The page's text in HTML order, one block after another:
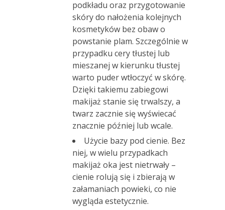
podkładu oraz przygotowanie
skóry do nałożenia kolejnych
kosmetyków bez obaw o
powstanie plam. Szczególnie w
przypadku cery tłustej lub
mieszanej w kierunku tłustej
warto puder wtłoczyć w skórę.
Dzięki takiemu zabiegowi
makijaż stanie się trwalszy, a
twarz zacznie się wyświecać
znacznie później lub wcale.
Użycie bazy pod cienie. Bez
niej, w wielu przypadkach
makijaż oka jest nietrwały –
cienie rolują się i zbierają w
załamaniach powieki, co nie
wygląda estetycznie.